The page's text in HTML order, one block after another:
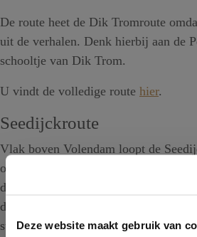
Deze website maakt gebruik van
De route heet de Dik Tromroute
uit de verhalen. Denk hierbij aan de
schooltje van Dik Trom.
U vindt de volledige route hier.
Seedijckroute
Vlak boven Volendam loopt de
oevers van het Markemeer loopt u
de oude Seedyck. Onderweg ziet u
door het centrum van Edam. Dit is
start. De wandeling is 8,5 kilometer